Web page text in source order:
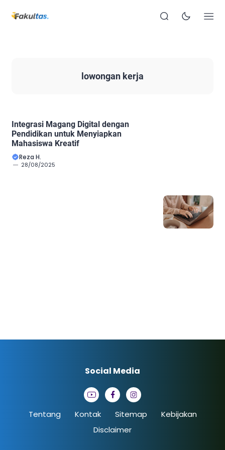
lowongan kerja
Integrasi Magang Digital dengan
Pendidikan untuk Menyiapkan
Mahasiswa Kreatif
Reza H.
28/08/2025
Tentang Kontak Sitemap
Kebijakan
Disclaimer
Social Media